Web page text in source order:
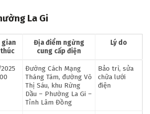
La Gi
gian
Địa điểm ngừng
cung cấp điện
Lý do
Đường Cách Mạng
Tháng Tám, đường Võ
Thị Sáu, khu Rừng
Dầu – Phường La Gi –
Tỉnh Lâm Đồng
Bảo trì, sửa
chữa lưới
điện